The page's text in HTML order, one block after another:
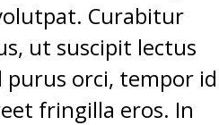
Curabitur
ut suscipit lectus
purus orci, tempor id
fringilla eros. In